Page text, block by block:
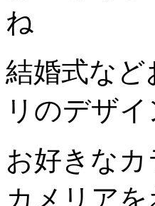
ね
結婚式な
リのデザ
お好きな
カメリア